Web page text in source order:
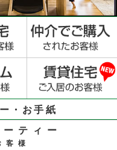
・お手紙
ティー
客様